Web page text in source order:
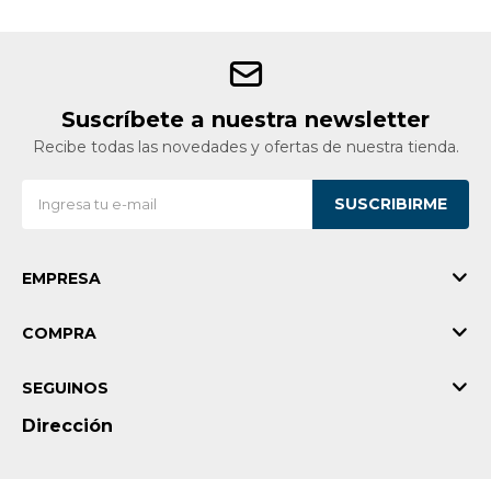
Suscríbete a nuestra newsletter
Recibe todas las novedades y ofertas de nuestra tienda.
SUSCRIBIRME
EMPRESA
COMPRA
Dirección
SEGUINOS